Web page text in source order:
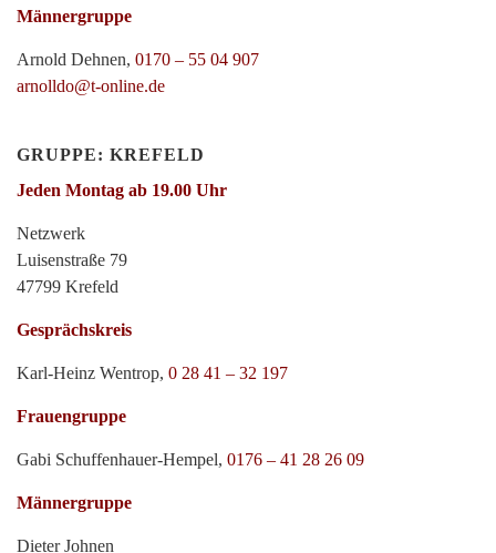
Männergruppe
Arnold Dehnen, 0170 – 55 04 907
arnolldo@t-online.de
GRUPPE: KREFELD
Jeden Montag ab 19.00 Uhr
Netzwerk
Luisenstraße 79
47799 Krefeld
Gesprächskreis
Karl-Heinz Wentrop, 0 28 41 – 32 197
Frauengruppe
Gabi Schuffenhauer-Hempel, 0176 – 41 28 26 09
Männergruppe
Dieter Johnen